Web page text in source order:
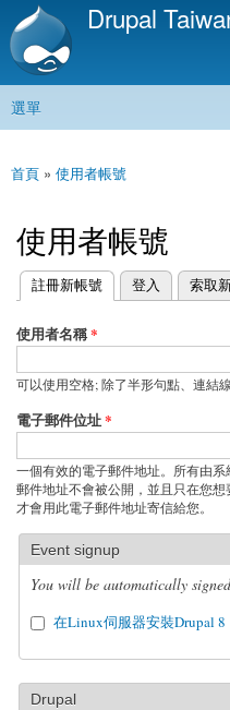
移
內
Drupal
主選單
選單
您在這裡
首頁 » 使用者帳號
使用者帳號
主要索引標籤
註冊新帳號
(作用中頁籤) 登入 索取
使用者名稱*
可以使用空格; 除了半形句點、連結
電子郵件位址*
一個有效的電子郵件地址。所有由
郵件地址不會被公開，並且只在您
才會用此電子郵件地址寄信給您。
Event signup
You will be automatically
在Linux伺服器安裝Drupal 8
Drupal